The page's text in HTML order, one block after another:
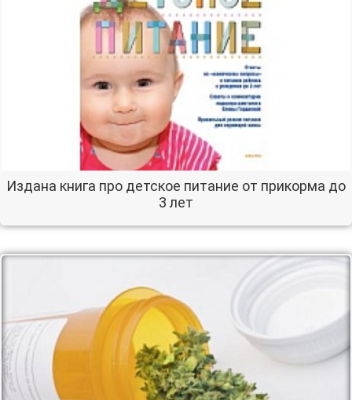
Издана книга про детское питание от прикорма до
3 лет